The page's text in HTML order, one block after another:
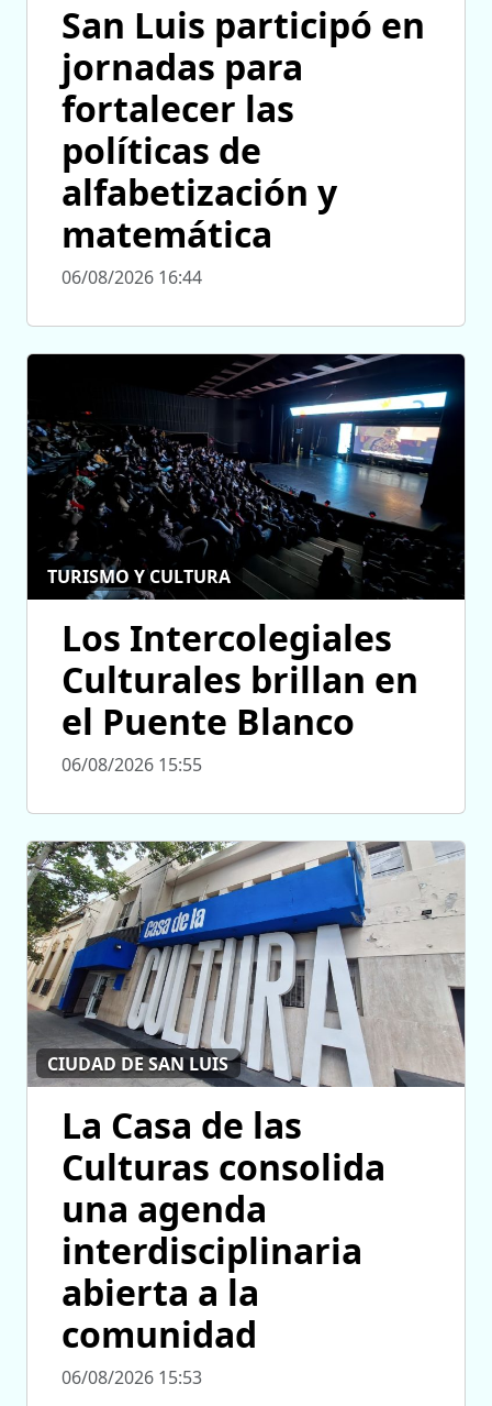
San Luis participó en
jornadas para
fortalecer las
políticas de
alfabetización y
matemática
06/08/2026 16:44
TURISMO Y CULTURA
Los Intercolegiales
Culturales brillan en
el Puente Blanco
06/08/2026 15:55
CIUDAD DE SAN LUIS
La Casa de las
Culturas consolida
una agenda
interdisciplinaria
abierta a la
comunidad
06/08/2026 15:53